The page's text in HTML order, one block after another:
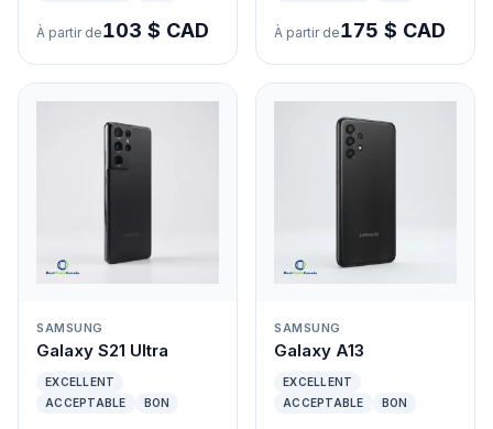
À partir de103 $ CAD À partir de175 $ CAD
SAMSUNG
Galaxy S21 Ultra
EXCELLENT
ACCEPTABLE
BON
SAMSUNG
Galaxy A13
EXCELLENT
ACCEPTABLE
BON